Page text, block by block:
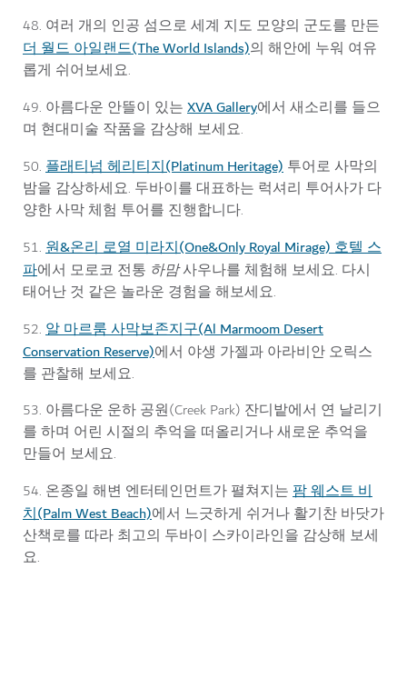
48. 여러 개의 인공 섬으로 세계 지도 모양의 군도를 만든
더 월드 아일랜드(The World Islands)의 해안에 누워 여유
롭게 쉬어보세요.
49. 아름다운 안뜰이 있는 XVA Gallery에서 새소리를 들으
며 현대미술 작품을 감상해 보세요.
50. 플래티넘 헤리티지(Platinum Heritage) 투어로 사막의
밤을 감상하세요. 두바이를 대표하는 럭셔리 투어사가 다
양한 사막 체험 투어를 진행합니다.
51. 원&온리 로열 미라지(One&Only Royal Mirage) 호텔 스
파에서 모로코 전통 하맘사우나를 체험해 보세요. 다시
태어난 것 같은 놀라운 경험을 해보세요.
52. 알 마르룸 사막보존지구(Al Marmoom Desert
Conservation Reserve)에서 야생 가젤과 아라비안 오릭스
를 관찰해 보세요.
53. 아름다운 운하 공원(Creek Park) 잔디밭에서 연 날리기
를 하며 어린 시절의 추억을 떠올리거나 새로운 추억을
만들어 보세요.
54. 온종일 해변 엔터테인먼트가 펼쳐지는 팜 웨스트 비
치(Palm West Beach)에서 느긋하게 쉬거나 활기찬 바닷가
산책로를 따라 최고의 두바이 스카이라인을 감상해 보세
요.